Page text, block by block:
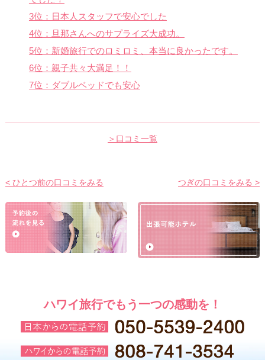
3位：日本人スタッフで安心でした
4位：旦那さんへのサプライズ大成功。
5位：新婚旅行でのロミロミ、本当に良かったです。
6位：親子共々大満足！！
7位：ダブルベッドでも安心
＞口コミ一覧
< ひとつ前の口コミをみる つぎの口コミをみる >
ハワイ旅行でもう一つの感動を！